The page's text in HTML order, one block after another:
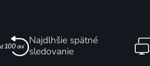
Najdlhšie spätné
sledovanie